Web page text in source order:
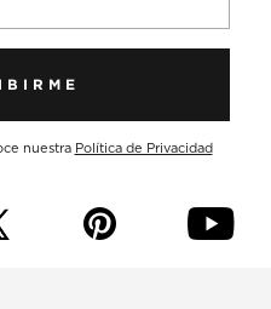
nuestra Política de Privacidad
p y